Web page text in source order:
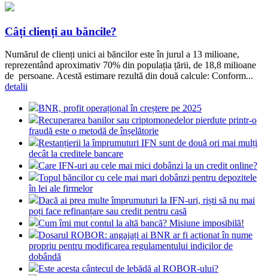
Câți clienți au băncile?
Numărul de clienți unici ai băncilor este în jurul a 13 milioane,
reprezentând aproximativ 70% din populația țării, de 18,8 milioane
de persoane. Acestă estimare rezultă din două calcule: Conform...
detalii
BNR, profit operațional în creștere pe 2025
Recuperarea banilor sau criptomonedelor pierdute printr-o
fraudă este o metodă de înșelătorie
Restanțierii la împrumuturi IFN sunt de două ori mai mulți
decât la creditele bancare
Care IFN-uri au cele mai mici dobânzi la un credit online?
Topul băncilor cu cele mai mari dobânzi pentru depozitele
în lei ale firmelor
Dacă ai prea multe împrumuturi la IFN-uri, riști să nu mai
poți face refinanțare sau credit pentru casă
Cum îmi mut contul la altă bancă? Misiune imposibilă!
Dosarul ROBOR: angajați ai BNR ar fi acționat în nume
propriu pentru modificarea regulamentului indicilor de
dobândă
Este acesta cântecul de lebădă al ROBOR-ului?